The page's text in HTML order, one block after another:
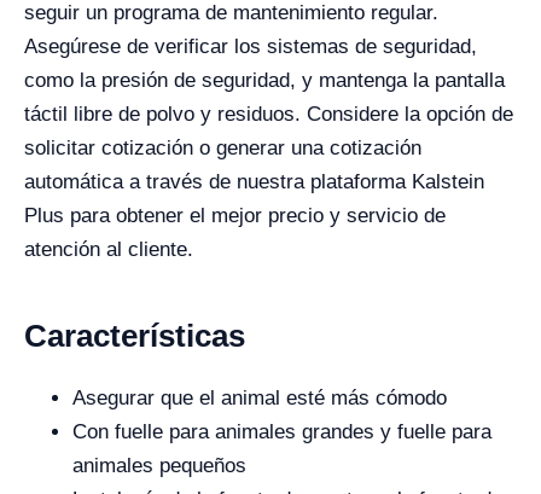
seguir un programa de mantenimiento regular.
Asegúrese de verificar los sistemas de seguridad,
como la presión de seguridad, y mantenga la pantalla
táctil libre de polvo y residuos. Considere la opción de
solicitar cotización o generar una cotización
automática a través de nuestra plataforma Kalstein
Plus para obtener el mejor precio y servicio de
atención al cliente.
Características
Asegurar que el animal esté más cómodo
Con fuelle para animales grandes y fuelle para
animales pequeños